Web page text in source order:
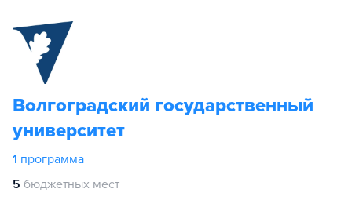
Волгоградский государственный
университет
1 программа
5 бюджетных мест